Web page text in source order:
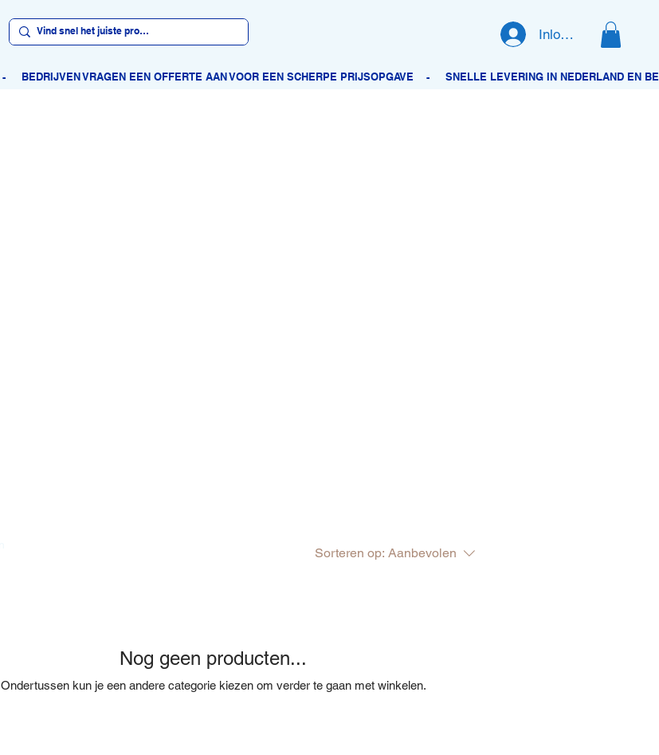
Inloggen
Sorteren op: Aanbevolen
Nog geen producten...
Ondertussen kun je een andere categorie kiezen om verder te gaan met winkelen.